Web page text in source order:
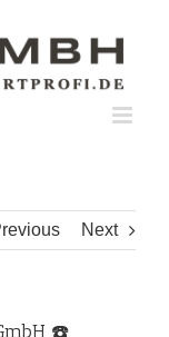
Next
☎️